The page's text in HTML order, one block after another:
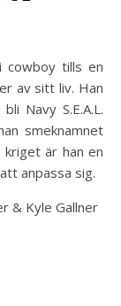
av sitt liv. Han
Navy S.E.A.L.
smeknamnet
kriget är han en
anpassa sig.
& Kyle Gallner